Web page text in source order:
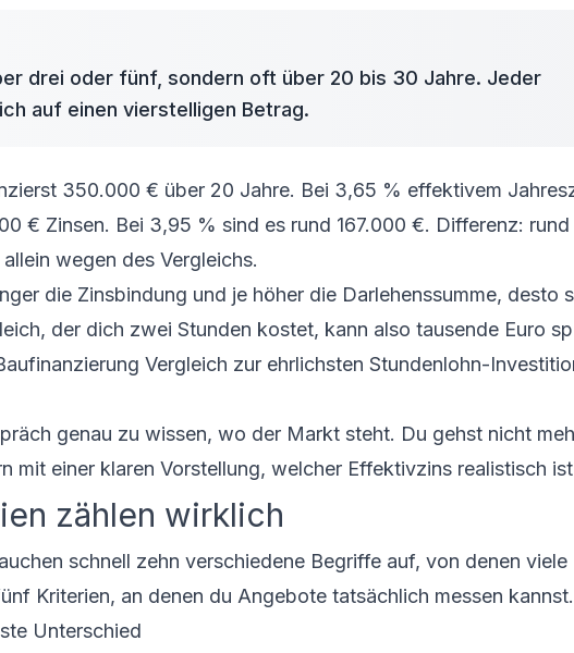
drei oder fünf, sondern oft über 20 bis 30 Jahre. Jeder
auf einen vierstelligen Betrag.
350.000 € über 20 Jahre. Bei 3,65 % effektivem
€ Zinsen. Bei 3,95 % sind es rund 167.000 €. Differenz: rund
wegen des Vergleichs.
die Zinsbindung und je höher die Darlehenssumme, desto
der dich zwei Stunden kostet, kann also tausende Euro
Vergleich zur ehrlichsten Stundenlohn-
genau zu wissen, wo der Markt steht. Du gehst nicht
mit einer klaren Vorstellung, welcher Effektivzins realistisch
zählen wirklich
schnell zehn verschiedene Begriffe auf, von denen viele
Kriterien, an denen du Angebote tatsächlich messen kannst.
Unterschied